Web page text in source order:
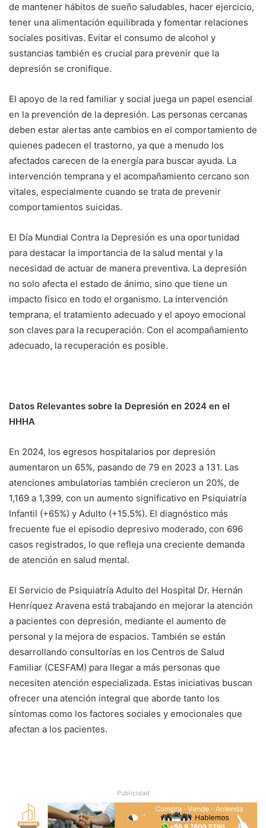
de mantener hábitos de sueño saludables, hacer ejercicio,
tener una alimentación equilibrada y fomentar relaciones
sociales positivas. Evitar el consumo de alcohol y
sustancias también es crucial para prevenir que la
depresión se cronifique.
El apoyo de la red familiar y social juega un papel esencial
en la prevención de la depresión. Las personas cercanas
deben estar alertas ante cambios en el comportamiento de
quienes padecen el trastorno, ya que a menudo los
afectados carecen de la energía para buscar ayuda. La
intervención temprana y el acompañamiento cercano son
vitales, especialmente cuando se trata de prevenir
comportamientos suicidas.
El Día Mundial Contra la Depresión es una oportunidad
para destacar la importancia de la salud mental y la
necesidad de actuar de manera preventiva. La depresión
no solo afecta el estado de ánimo, sino que tiene un
impacto físico en todo el organismo. La intervención
temprana, el tratamiento adecuado y el apoyo emocional
son claves para la recuperación. Con el acompañamiento
adecuado, la recuperación es posible.
Datos Relevantes sobre la Depresión en 2024 en el
HHHA
En 2024, los egresos hospitalarios por depresión
aumentaron un 65%, pasando de 79 en 2023 a 131. Las
atenciones ambulatorias también crecieron un 20%, de
1,169 a 1,399, con un aumento significativo en Psiquiatría
Infantil (+65%) y Adulto (+15.5%). El diagnóstico más
frecuente fue el episodio depresivo moderado, con 696
casos registrados, lo que refleja una creciente demanda
de atención en salud mental.
El Servicio de Psiquiatría Adulto del Hospital Dr. Hernán
Henríquez Aravena está trabajando en mejorar la atención
a pacientes con depresión, mediante el aumento de
personal y la mejora de espacios. También se están
desarrollando consultorías en los Centros de Salud
Familiar (CESFAM) para llegar a más personas que
necesiten atención especializada. Estas iniciativas buscan
ofrecer una atención integral que aborde tanto los
síntomas como los factores sociales y emocionales que
afectan a los pacientes.
Publicidad